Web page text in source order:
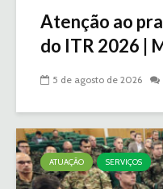
Atenção ao
do ITR 2026 |
5 de agosto de 2026
ATUAÇÃO SERVIÇOS